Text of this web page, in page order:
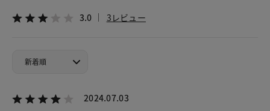
3.0 3レビュー
2024.07.03